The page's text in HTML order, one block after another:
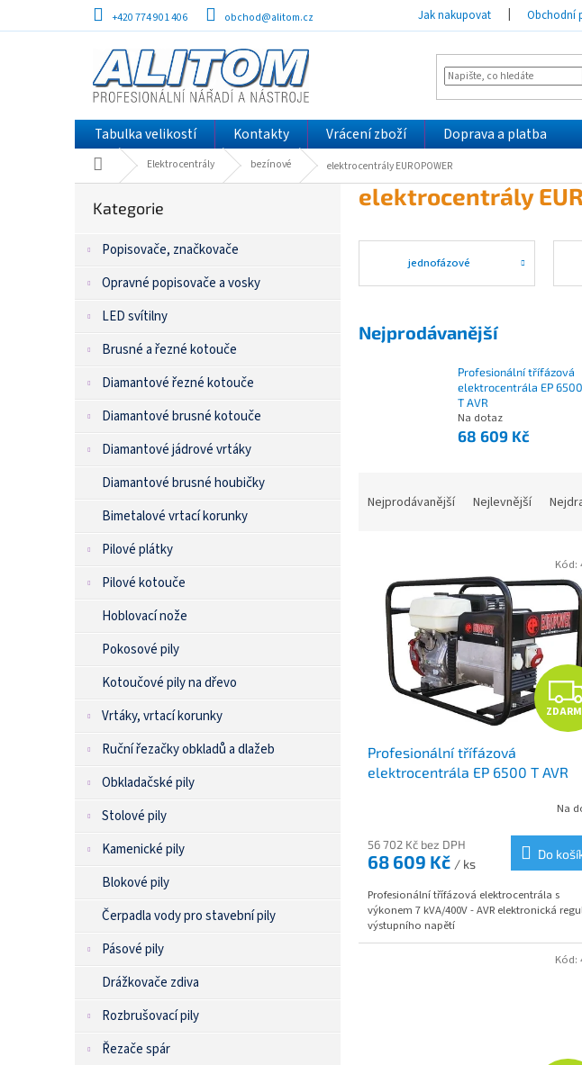
obsah
+420 774 901 406 obchod@alitom.cz Jak nakupovat Obchodní
Tabulka velikostí Kontakty Vrácení zboží Doprava a platba
Domů Elektrocentrály bezínové elektrocentrály EUROPOWER
kategorie
Kategorie
Popisovače, značkovače
Opravné popisovače a vosky
LED svítilny
Brusné a řezné kotouče
Diamantové řezné kotouče
Diamantové brusné kotouče
Diamantové jádrové vrtáky
Diamantové brusné houbičky
Bimetalové vrtací korunky
Pilové plátky
Pilové kotouče
Hoblovací nože
Pokosové pily
Kotoučové pily na dřevo
Vrtáky, vrtací korunky
Ruční řezačky obkladů a dlažeb
Obkladačské pily
Stolové pily
Kamenické pily
Blokové pily
Čerpadla vody pro stavební pily
Pásové pily
Drážkovače zdiva
Rozbrušovací pily
Řezače spár
elektrocentrály
jednofázové
Nejprodávanější
Profesionální třífázová
elektrocentrála EP 6500
T AVR
Na dotaz
68 609 Kč
ŘNejprodávanější Nejlevnější
Profesionální třífázová
elektrocentrála EP 6500 T AVR
Na
56 702 Kč bez DPH
68 609 Kč / ks
Do
Profesionální třífázová elektrocentrála s
výkonem 7 kVA/400V - AVR elektronická
výstupního napětí
Kód:
Kód: